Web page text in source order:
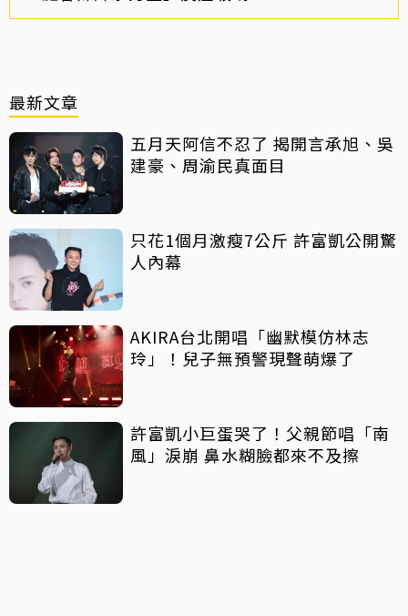
最新文章
五月天阿信不忍了 揭開言承旭、吳
建豪、周渝民真面目
只花1個月激瘦7公斤 許富凱公開驚
人內幕
AKIRA台北開唱「幽默模仿林志
玲」！兒子無預警現聲萌爆了
許富凱小巨蛋哭了！父親節唱「南
風」淚崩 鼻水糊臉都來不及擦